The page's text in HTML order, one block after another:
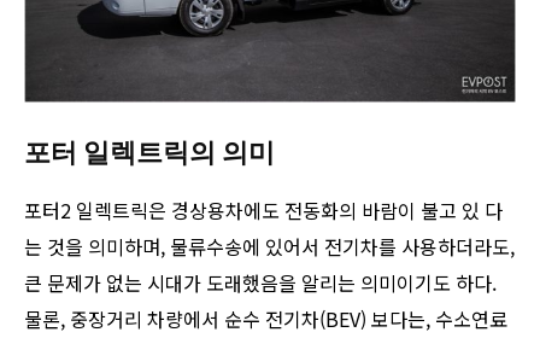
포터 일렉트릭의 의미
포터2 일렉트릭은 경상용차에도 전동화의 바람이 불고 있 다
는 것을 의미하며, 물류수송에 있어서 전기차를 사용하더라도,
큰 문제가 없는 시대가 도래했음을 알리는 의미이기도 하다.
물론, 중장거리 차량에서 순수 전기차(BEV) 보다는, 수소연료